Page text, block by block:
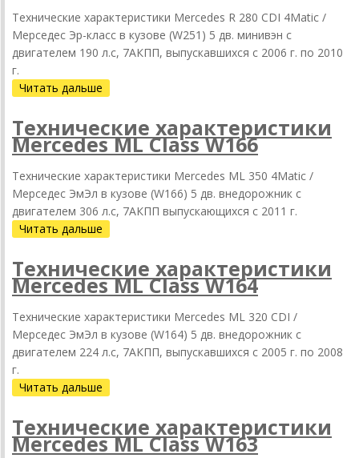
Технические характеристики Mercedes R 280 CDI 4Matic /
Мерседес Эр-класс в кузове (W251) 5 дв. минивэн с
двигателем 190 л.с, 7АКПП, выпускавшихся c 2006 г. по 2010
г.
Читать дальше
Технические характеристики
Mercedes ML Class W166
Технические характеристики Mercedes ML 350 4Matic /
Мерседес ЭмЭл в кузове (W166) 5 дв. внедорожник с
двигателем 306 л.с, 7АКПП выпускающихся c 2011 г.
Читать дальше
Технические характеристики
Mercedes ML Class W164
Технические характеристики Mercedes ML 320 CDI /
Мерседес ЭмЭл в кузове (W164) 5 дв. внедорожник с
двигателем 224 л.с, 7АКПП, выпускавшихся c 2005 г. по 2008
г.
Читать дальше
Технические характеристики
Mercedes ML Class W163